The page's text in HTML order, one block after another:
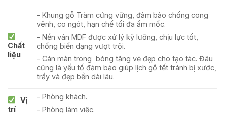
Chất
liệu
– Khung gỗ Tràm cứng vững, đảm bảo chống cong
vênh, co ngót, hạn chế tối đa ẩm mốc.
– Nền ván MDF được xử lý kỹ lưỡng, chịu lực tốt,
chống biến dạng vượt trội.
– Cán màn trong bóng tăng vẻ đẹp cho tạo tác. Đâu
cũng là yếu tố đảm bảo giúp lịch gỗ tết tránh bị xước,
trầy và đẹp bền dài lâu.
Vị
trí
– Phòng khách.
– Phòng làm việc.